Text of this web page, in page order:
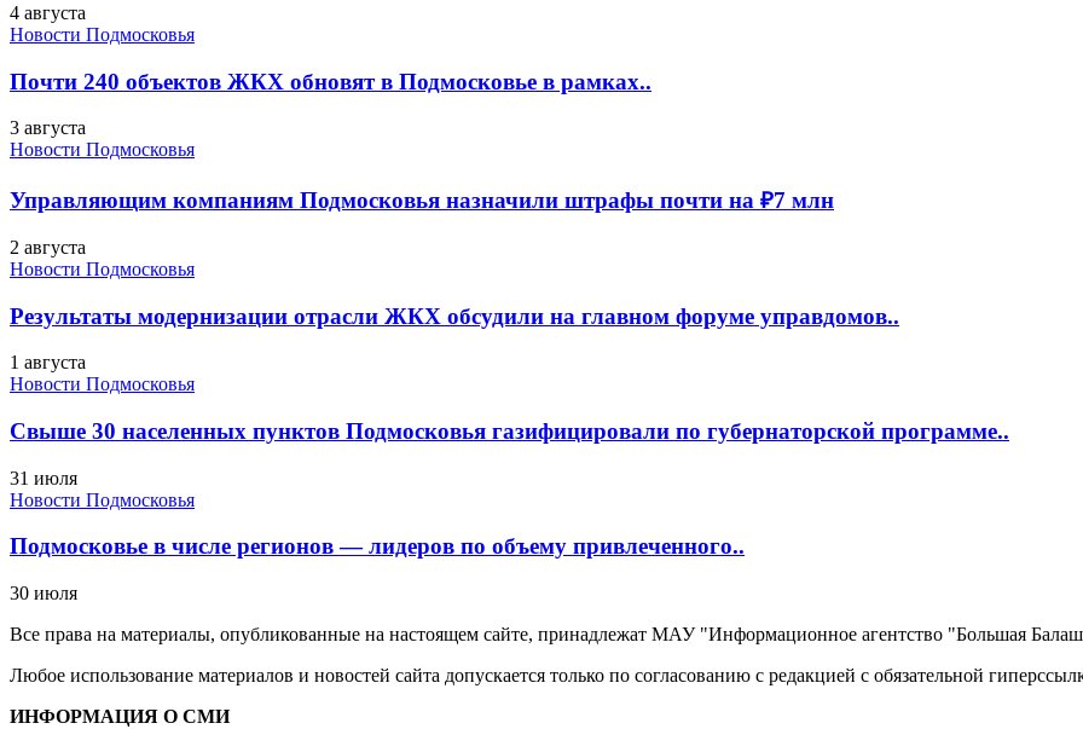
4 августа
Новости Подмосковья
Почти 240 объектов ЖКХ обновят в Подмосковье в рамках..
3 августа
Новости Подмосковья
Управляющим компаниям Подмосковья назначили штрафы почти на ₽7 млн
2 августа
Новости Подмосковья
Результаты модернизации отрасли ЖКХ обсудили на главном форуме управдомов..
1 августа
Новости Подмосковья
Свыше 30 населенных пунктов Подмосковья газифицировали по губернаторской программе..
31 июля
Новости Подмосковья
Подмосковье в числе регионов — лидеров по объему привлеченного..
30 июля
Все права на материалы, опубликованные на настоящем сайте, принадлежат МАУ "Информационное агентство "Большая
Любое использование материалов и новостей сайта допускается только по согласованию с редакцией с обязательной
ИНФОРМАЦИЯ О СМИ